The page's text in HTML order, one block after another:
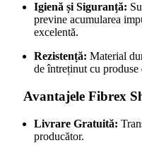
Igienă și Siguranță:
previne acumularea
excelentă.
Rezistență: Material
de întreținut cu
Avantajele Fibrex
Livrare Gratuită:
producător.